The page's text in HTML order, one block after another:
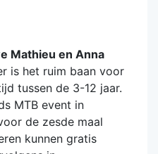
Mathieu en Anna
is het ruim baan voor
tussen de 3-12 jaar.
MTB event in
de zesde maal
kunnen gratis